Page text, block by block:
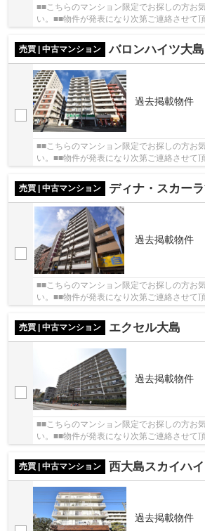
■■こちらのマンション限定でお探しの方お
い。■■物件が発表になり次第ご連絡させて頂
売買 | 中古マンション バロンハイツ大島
過去掲載物件
■■こちらのマンション限定でお探しの方お
い。■■物件が発表になり次第ご連絡させて頂
売買 | 中古マンション ディナ・スカー
過去掲載物件
■■こちらのマンション限定でお探しの方お
い。■■物件が発表になり次第ご連絡させて頂
売買 | 中古マンション エクセル大島
過去掲載物件
■■こちらのマンション限定でお探しの方お
い。■■物件が発表になり次第ご連絡させて頂
売買 | 中古マンション 西大島スカイハ
過去掲載物件